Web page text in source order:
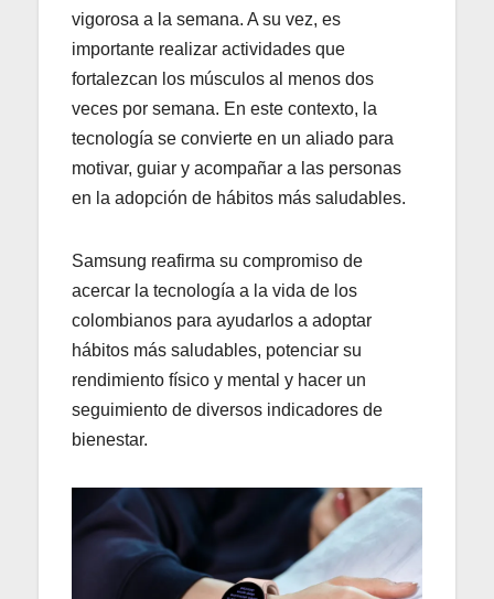
vigorosa a la semana. A su vez, es
importante realizar actividades que
fortalezcan los músculos al menos dos
veces por semana. En este contexto, la
tecnología se convierte en un aliado para
motivar, guiar y acompañar a las personas
en la adopción de hábitos más saludables.
Samsung reafirma su compromiso de
acercar la tecnología a la vida de los
colombianos para ayudarlos a adoptar
hábitos más saludables, potenciar su
rendimiento físico y mental y hacer un
seguimiento de diversos indicadores de
bienestar.